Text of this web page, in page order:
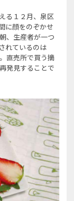
る１２月、泉区
に顔をのぞかせ
、生産者が一つ
れているのは
直売所で買う摘
発見することで